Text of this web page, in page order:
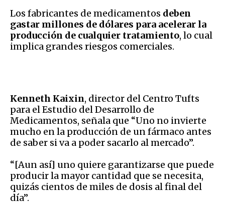
Los fabricantes de medicamentos deben
gastar millones de dólares para acelerar la
producción de cualquier tratamiento, lo cual
implica grandes riesgos comerciales.
Kenneth Kaixin, director del Centro Tufts
para el Estudio del Desarrollo de
Medicamentos, señala que “Uno no invierte
mucho en la producción de un fármaco antes
de saber si va a poder sacarlo al mercado”.
“[Aun así] uno quiere garantizarse que puede
producir la mayor cantidad que se necesita,
quizás cientos de miles de dosis al final del
día”.